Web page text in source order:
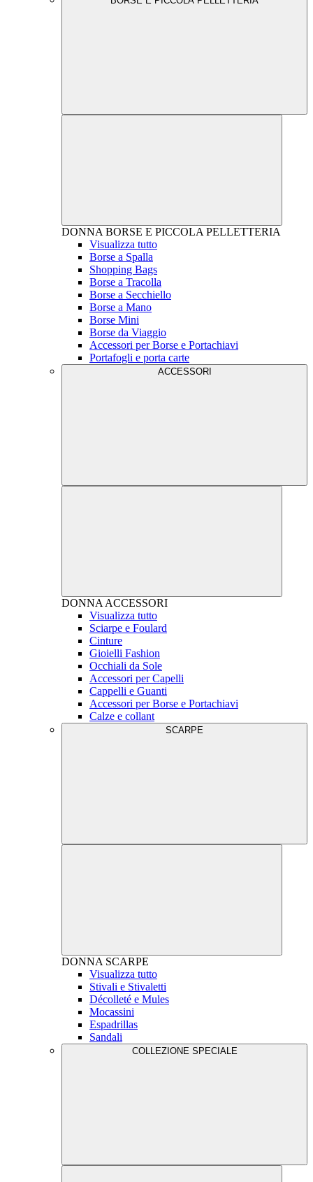
DONNA BORSE E PICCOLA PELLETTERIA
Visualizza tutto
Borse a Spalla
Shopping Bags
Borse a Tracolla
Borse a Secchiello
Borse a Mano
Borse Mini
Borse da Viaggio
Accessori per Borse e Portachiavi
Portafogli e porta carte
ACCESSORI
DONNA ACCESSORI
Visualizza tutto
Sciarpe e Foulard
Cinture
Gioielli Fashion
Occhiali da Sole
Accessori per Capelli
Cappelli e Guanti
Accessori per Borse e Portachiavi
Calze e collant
SCARPE
DONNA SCARPE
Visualizza tutto
Stivali e Stivaletti
Décolleté e Mules
Mocassini
Espadrillas
Sandali
COLLEZIONE SPECIALE